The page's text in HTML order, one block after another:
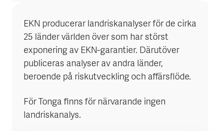
EKN producerar landriskanalyser för de cirka
25 länder världen över som har störst
exponering av EKN-garantier. Därutöver
publiceras analyser av andra länder,
beroende på riskutveckling och affärsflöde.
För Tonga finns för närvarande ingen
landriskanalys.